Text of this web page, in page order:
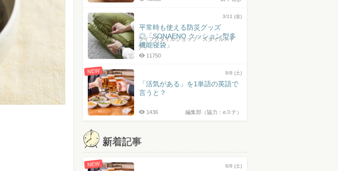
3/11 (金)
平常時も使える防災グッズ
◎「SONAENO クッション型多
機能寝袋」
ライフスタイルショップ「スタイルスト
ア」
11750
NEW 8/8 (土)
「活気がある」を1単語の英語で
言うと？
編集部（協力：eステ）
1436
新着記事
NEW 8/8 (土)